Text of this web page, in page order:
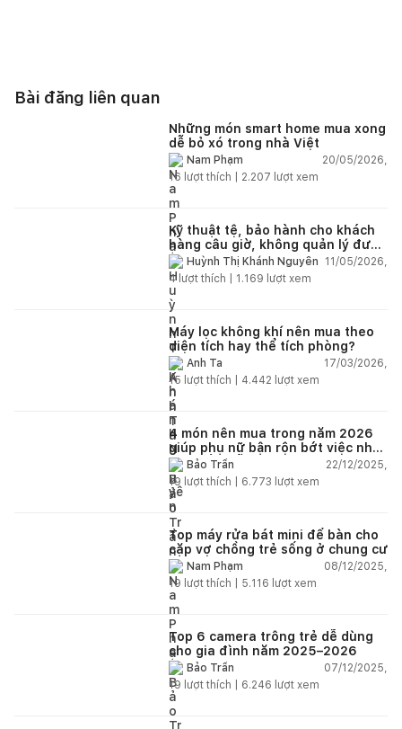
Bài đăng liên quan
Những món smart home mua xong
dễ bỏ xó trong nhà Việt
Nam Phạm
20/05/2026,
16 lượt thích | 2.207 lượt xem
Kỹ thuật tệ, bảo hành cho khách
hàng câu giờ, không quản lý được
nhân viên xây dựng của mình,
điện nhẹ, điện nước, tường quá
kém. Luôn đổ lỗi cho nhân viên.
Bảo hành quá tệ, tôi phải đợi rất
lâu mới dc bảo hành, liên hệ để
được bảo hành thì bơ khách
Huỳnh Thị Khánh Nguyên
11/05/2026,
4lượt thích | 1.169 lượt xem
Máy lọc không khí nên mua theo
diện tích hay thể tích phòng?
Anh Ta
17/03/2026,
15 lượt thích | 4.442 lượt xem
4 món nên mua trong năm 2026
giúp phụ nữ bận rộn bớt việc nhà,
nhẹ đầu mỗi ngày
Bảo Trần
22/12/2025,
19 lượt thích | 6.773 lượt xem
Top máy rửa bát mini để bàn cho
cặp vợ chồng trẻ sống ở chung cư
Nam Phạm
08/12/2025,
19 lượt thích | 5.116 lượt xem
Top 6 camera trông trẻ dễ dùng
cho gia đình năm 2025–2026
Bảo Trần
07/12/2025,
19 lượt thích | 6.246 lượt xem